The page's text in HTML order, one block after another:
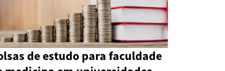
de estudo para faculdade